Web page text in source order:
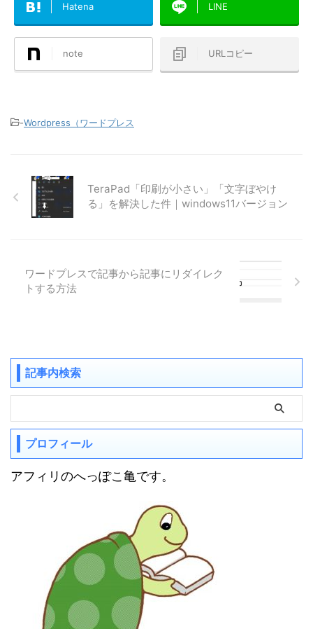
Hatena LINE
note URLコピー
-Wordpress（ワードプレス
TeraPad「印刷が小さい」「文字ぼやけ
る」を解決した件｜windows11バージョン
ワードプレスで記事から記事にリダイレク
トする方法
記事内検索
プロフィール
アフィリのへっぽこ亀です。